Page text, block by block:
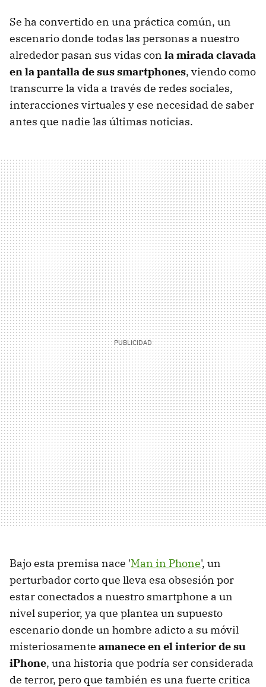
Se ha convertido en una práctica común, un
escenario donde todas las personas a nuestro
alrededor pasan sus vidas con la mirada clavada
en la pantalla de sus smartphones, viendo como
transcurre la vida a través de redes sociales,
interacciones virtuales y ese necesidad de saber
antes que nadie las últimas noticias.
Bajo esta premisa nace 'Man in Phone', un
perturbador corto que lleva esa obsesión por
estar conectados a nuestro smartphone a un
nivel superior, ya que plantea un supuesto
escenario donde un hombre adicto a su móvil
misteriosamente amanece en el interior de su
iPhone, una historia que podría ser considerada
de terror, pero que también es una fuerte critica